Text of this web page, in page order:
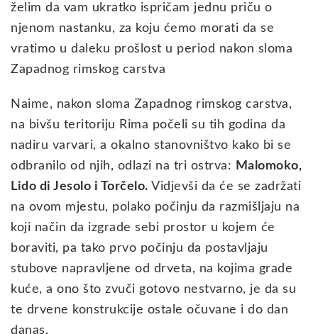
želim da vam ukratko ispričam jednu priču o
njenom nastanku, za koju ćemo morati da se
vratimo u daleku prošlost u period nakon sloma
Zapadnog rimskog carstva
Naime, nakon sloma Zapadnog rimskog carstva,
na bivšu teritoriju Rima počeli su tih godina da
nadiru varvari, a okalno stanovništvo kako bi se
odbranilo od njih, odlazi na tri ostrva: Malomoko,
Lido di Jesolo i Torčelo. Vidjevši da će se zadržati
na ovom mjestu, polako počinju da razmišljaju na
koji način da izgrade sebi prostor u kojem će
boraviti, pa tako prvo počinju da postavljaju
stubove napravljene od drveta, na kojima grade
kuće, a ono što zvuči gotovo nestvarno, je da su
te drvene konstrukcije ostale očuvane i do dan
danas.